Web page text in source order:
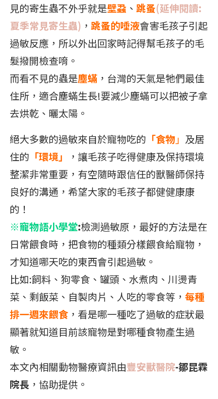
見的寄生蟲不外乎就是壁蝨 、 跳蚤(延伸閱讀:
夏季常見寄生蟲) ， 跳蚤的唾液會害毛孩子引起
過敏反應，所以外出回家時記得幫毛孩子的毛
髮撥開檢查唷。
而看不見的蟲是塵蟎 ， 台灣的天氣是牠們最佳
住所，適合塵蟎生長!要減少塵蟎可以把被子拿
去烘乾、曬太陽。
絕大多數的過敏來自於寵物吃的 「食物」 及居
住的 「環境」
，讓毛孩子吃得健康及保持環境
整潔非常重要，有空隨時跟信任的獸醫師保持
良好的溝通，希望大家的毛孩子都健健康康
的！
※寵物語小學堂:檢測過敏原，最好的方法是在
日常餵食時，把食物的種類分樣餵食給寵物，
才知道哪天吃的東西會引起過敏。
比如:飼料、狗零食、罐頭、水煮肉、川燙青
菜、剩飯菜、自製肉片、人吃的零食等， 每種
排一週來餵食 ，看是哪一種吃了過敏的症狀最
顯著就知道目前該寵物是對哪種食物產生過
敏。
本文內相關動物醫療資訊由豐安獸醫院-鄒昆霖
院長 ，協助提供。